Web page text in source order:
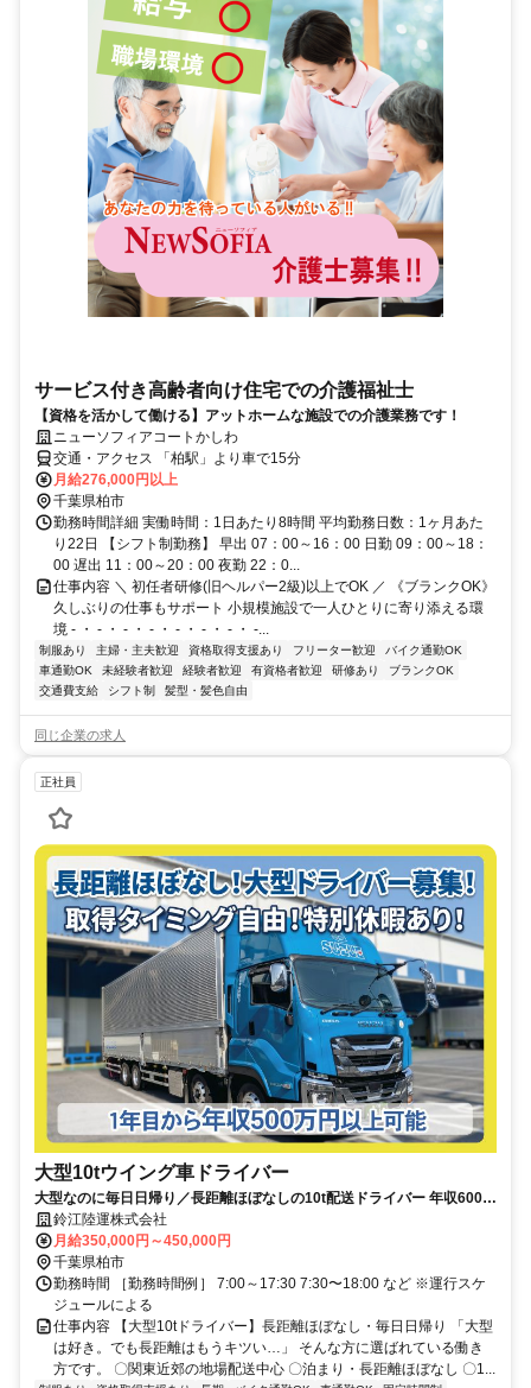
サービス付き高齢者向け住宅での介護福祉士
【資格を活かして働ける】アットホームな施設での介護業務です！
ニューソフィアコートかしわ
交通・アクセス 「柏駅」より車で15分
月給276,000円以上
千葉県柏市
勤務時間詳細 実働時間：1日あたり8時間 平均勤務日数：1ヶ月あた
り22日 【シフト制勤務】 早出 07：00～16：00 日勤 09：00～18：
00 遅出 11：00～20：00 夜勤 22：0...
仕事内容 ＼ 初任者研修(旧ヘルパー2級)以上でOK ／ 《ブランクOK》
久しぶりの仕事もサポート 小規模施設で一人ひとりに寄り添える環
境 - ・ - ・ - ・ - ・ - ・ - ・ - ・ -...
制服あり 主婦・主夫歓迎 資格取得支援あり フリーター歓迎
バイク通勤OK
車通勤OK
未経験者歓迎 経験者歓迎 有資格者歓迎 研修あり
ブランクOK
交通費支給
シフト制 髪型・髪色自由
同じ企業の求人
正社員
大型10tウイング車ドライバー
大型なのに毎日日帰り／長距離ほぼなしの10t配送ドライバー 年収600万
円以上も可能／特別休暇取得可
鈴江陸運株式会社
月給350,000円～450,000円
千葉県柏市
勤務時間 ［勤務時間例］ 7:00～17:30 7:30〜18:00 など ※運行スケ
ジュールによる
仕事内容 【大型10tドライバー】長距離ほぼなし・毎日日帰り 「大型
は好き。でも長距離はもうキツい…」 そんな方に選ばれている働き
方です。 〇関東近郊の地場配送中心 〇泊まり・長距離ほぼなし 〇1...